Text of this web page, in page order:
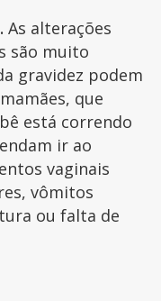
As alterações
são muito
gravidez podem
que
está correndo
ir ao
vaginais
vômitos
ou falta de